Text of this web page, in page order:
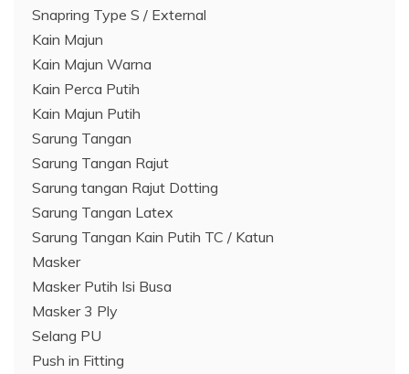
Snapring Type S / External
Kain Majun
Kain Majun Warna
Kain Perca Putih
Kain Majun Putih
Sarung Tangan
Sarung Tangan Rajut
Sarung tangan Rajut Dotting
Sarung Tangan Latex
Sarung Tangan Kain Putih TC / Katun
Masker
Masker Putih Isi Busa
Masker 3 Ply
Selang PU
Push in Fitting